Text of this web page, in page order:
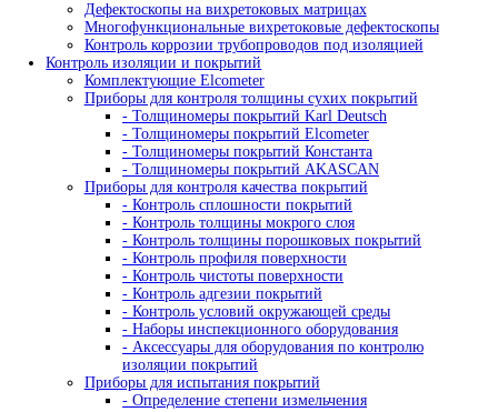
- Камеры биологической защиты
- Рентгено-телевизионные системы серии
- Рентгено-телевизионные системы серии
Рентгеновские проявители и фиксажи
- Ручная проявка
- Машинная проявка
Усиливающие экраны
- Экраны усиливающие флюоресцентные
- Экраны усиливающие свинцовые
Принадлежности для радиографического контроля
- Денситометры
- Фотофонари
- Маркировочные знаки
- Эталоны чувствительности
- Универсальные шаблоны радиографа
- Кассеты для рентгеновской пленки
- Пояса для кассет панорамного и
просвечивания труб
- Пояса мерительные
- Термопояс защитный